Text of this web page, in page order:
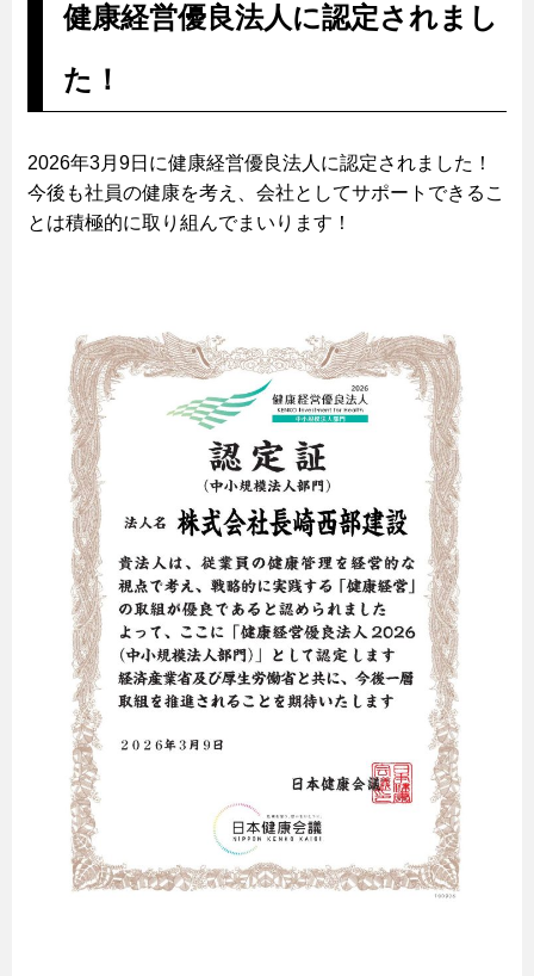
健康経営優良法人に認定されまし
た！
2026年3月9日に健康経営優良法人に認定されました！
今後も社員の健康を考え、会社としてサポートできるこ
とは積極的に取り組んでまいります！